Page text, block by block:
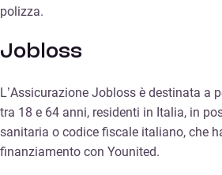
polizza.
Jobloss
L’Assicurazione Jobloss è destinata a
tra 18 e 64 anni, residenti in Italia, in
sanitaria o codice fiscale italiano, che
finanziamento con Younited.